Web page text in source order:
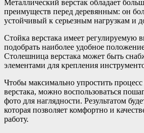
Металлический верстак обладает
преимуществ перед деревянным: он
устойчивый к серьезным нагрузкам и
Стойка верстака имеет регулируемую
подобрать наиболее удобное
Столешница верстака может быть
элементами для крепления
Чтобы максимально упростить
верстака, можно воспользоваться
фото для наглядности. Результатом
которая позволяет комфортно и
работу.